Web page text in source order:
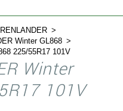
Winter GL868
225/55R17 101V
Winter
101V